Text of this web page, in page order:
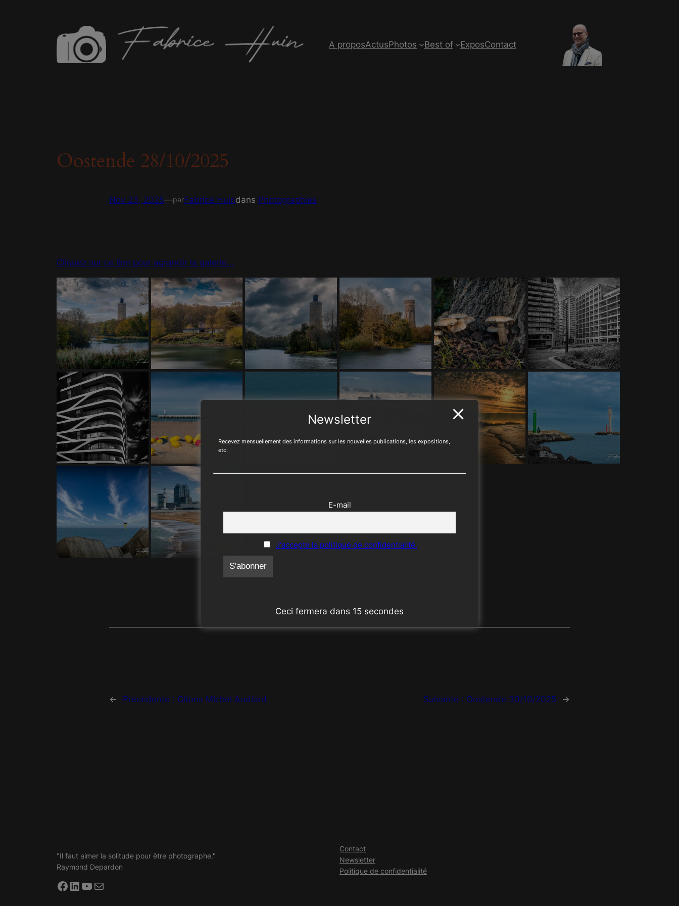
A proposActusPhotos Best of ExposContact
Oostende 28/10/2025
Nov 23, 2025—parFabrice Huindans Photographies
Cliquez sur ce lien pour agrandir la galerie…
← Précédente : Citons Michel Audiard Suivante : Oostende 30/10/2025 →
"Il faut aimer la solitude pour être photographe."
Raymond Depardon
Facebook LinkedIn YouTube E-mail
Contact
Newsletter
Politique de confidentialité
Newsletter
Recevez mensuellement des informations sur les nouvelles publications, les expositions,
etc.
E-mail
J'accepte la politique de confidentialité.
Ceci fermera dans 14 secondes